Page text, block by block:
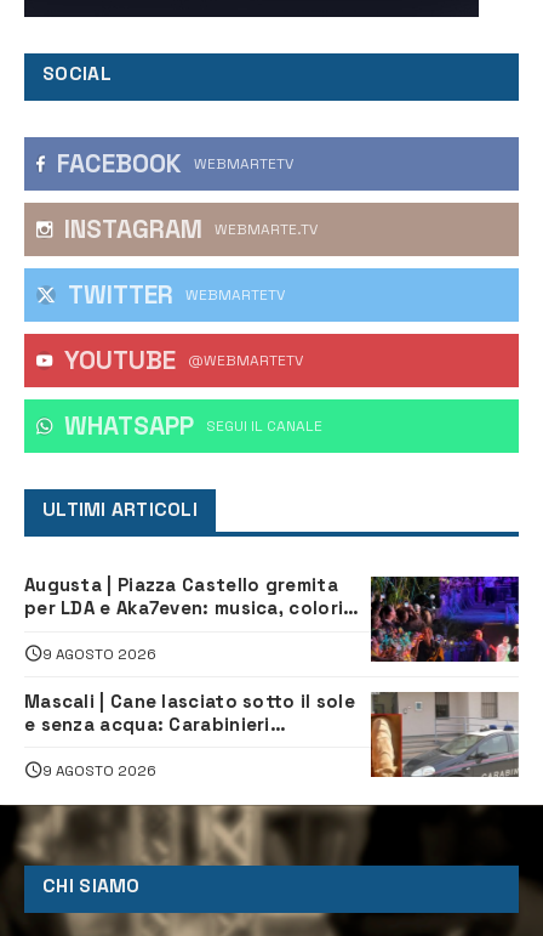
SOCIAL
FACEBOOK WEBMARTETV
INSTAGRAM WEBMARTE.TV
TWITTER WEBMARTETV
YOUTUBE @WEBMARTETV
WHATSAPP ‎SEGUI IL CANALE
ULTIMI ARTICOLI
Augusta | Piazza Castello gremita
per LDA e Aka7even: musica, colori
9 AGOSTO 2026
Mascali | Cane lasciato sotto il sole
e senza acqua: Carabinieri
9 AGOSTO 2026
CHI SIAMO